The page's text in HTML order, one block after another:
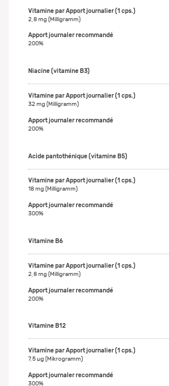
2,8 mg (Milligramm)
200%
Niacine (vitamine B3)
32 mg (Milligramm)
200%
Acide pantothénique (vitamine B5)
18 mg (Milligramm)
300%
Vitamine B6
2,8 mg (Milligramm)
200%
Vitamine B12
7,5 µg (Mikrogramm)
300%